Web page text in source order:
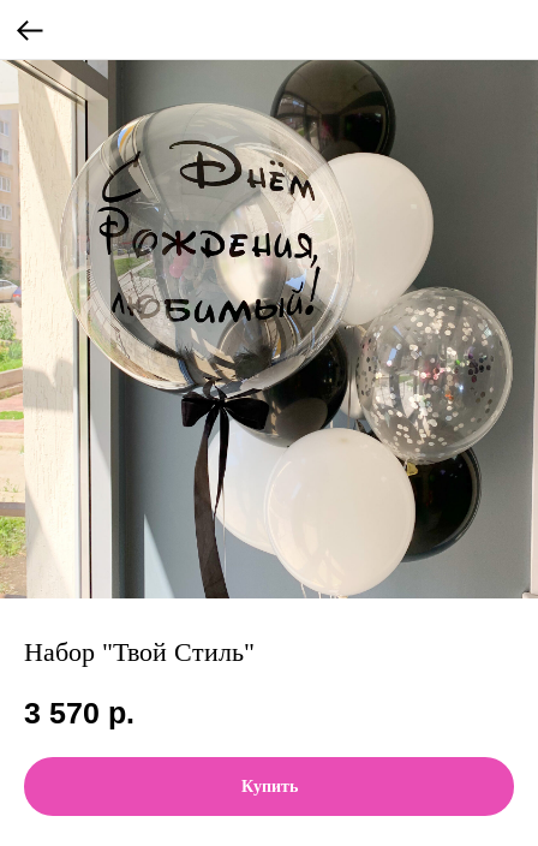
Набор "Твой Стиль"
3 570 р.
Купить